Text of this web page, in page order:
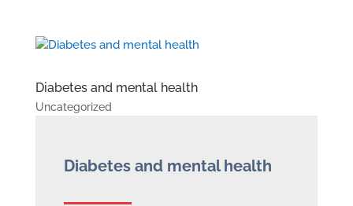
Diabetes and mental health
Uncategorized
Diabetes and mental health